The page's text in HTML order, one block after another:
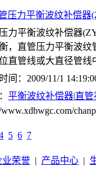
压力平衡波纹补偿器
力平衡波纹补偿器
，直管压力平衡波
直管线或大直径管线
间：2009/11/1
平衡波纹补偿器|直管
www.xdbwgc.com/
5 6 7
业荣誉 | 产品中心 |